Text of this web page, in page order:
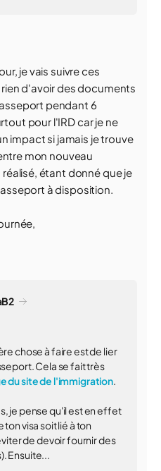
je vais suivre ces
d'avoir des documents
pendant 6
pour l'IRD car je ne
impact si jamais je trouve
mon nouveau
étant donné que je
à disposition.
chose à faire est de lier
Cela se fait très
du site de l'immigration.
je pense qu'il est en effet
visa soit lié à ton
de devoir fournir des
Ensuite...